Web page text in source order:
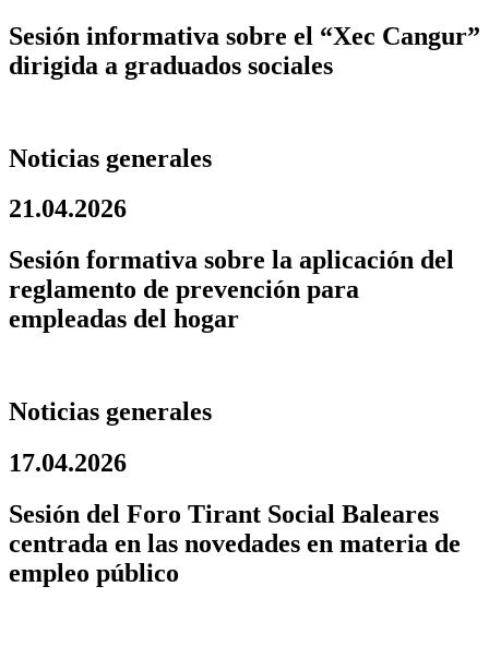
Sesión informativa sobre el “Xec Cangur”
dirigida a graduados sociales
Noticias generales
21.04.2026
Sesión formativa sobre la aplicación del
reglamento de prevención para
empleadas del hogar
Noticias generales
17.04.2026
Sesión del Foro Tirant Social Baleares
centrada en las novedades en materia de
empleo público